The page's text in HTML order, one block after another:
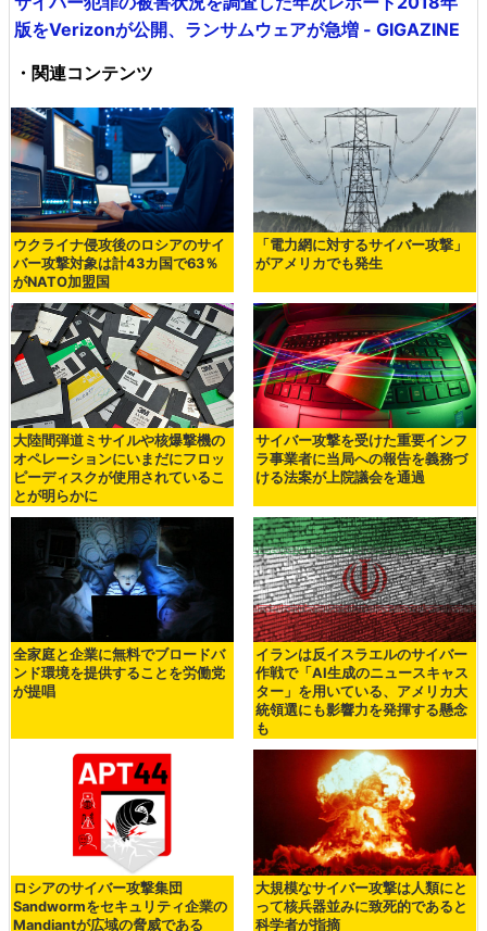
版をVerizonが公開、ランサムウェアが急増 - GIGAZINE
・関連コンテンツ
ウクライナ侵攻後のロシアのサイ
バー攻撃対象は計43カ国で63％
がNATO加盟国
「電力網に対するサイバー攻撃」
がアメリカでも発生
大陸間弾道ミサイルや核爆撃機の
オペレーションにいまだにフロッ
ピーディスクが使用されているこ
とが明らかに
サイバー攻撃を受けた重要インフ
ラ事業者に当局への報告を義務づ
ける法案が上院議会を通過
全家庭と企業に無料でブロードバ
ンド環境を提供することを労働党
が提唱
イランは反イスラエルのサイバー
作戦で「AI生成のニュースキャス
ター」を用いている、アメリカ大
統領選にも影響力を発揮する懸念
も
ロシアのサイバー攻撃集団
Sandwormをセキュリティ企業の
Mandiantが広域の脅威である
大規模なサイバー攻撃は人類にと
って核兵器並みに致死的であると
科学者が指摘